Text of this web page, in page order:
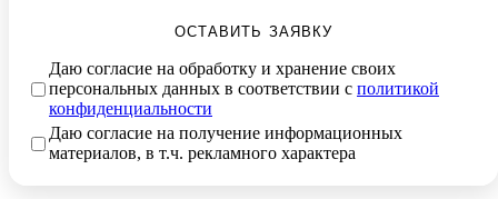
ОСТАВИТЬ ЗАЯВКУ
Даю согласие на обработку и хранение своих
персональных данных в соответствии с политикой
конфиденциальности
Даю согласие на получение информационных
материалов, в т.ч. рекламного характера